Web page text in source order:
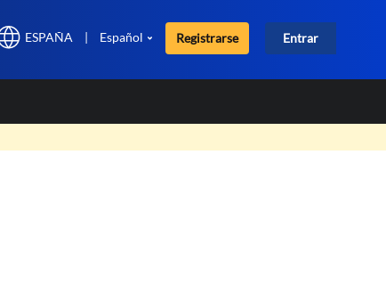
ESPAÑA | Español Registrarse Entrar